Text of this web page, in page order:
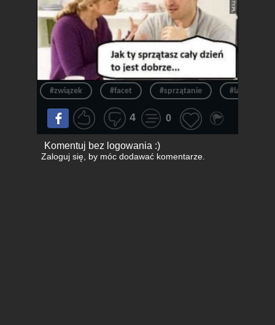
#związek #facet #sprzątanie #laska
4 0
Komentuj bez logowania :)
Zaloguj się, by móc dodawać komentarze.